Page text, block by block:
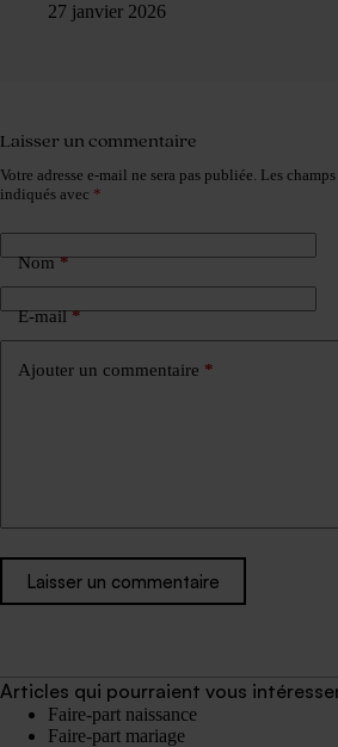
27 janvier 2026
Laisser un commentaire
Votre adresse e-mail ne sera pas publiée. Les
indiqués avec *
Nom*
E-mail*
Ajouter un commentaire *
Laisser un commentaire
Articles qui pourraient vous
Faire-part naissance
Faire-part mariage